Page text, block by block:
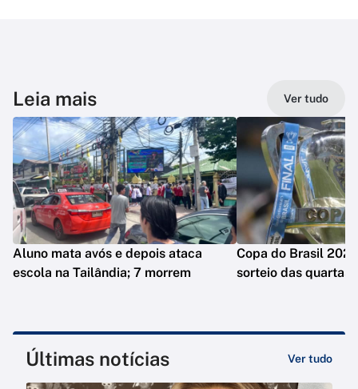
Leia mais Ver tudo
Aluno mata avós e depois ataca
escola na Tailândia; 7 morrem
Copa do Brasil
sorteio das quartas
Últimas notícias Ver tudo